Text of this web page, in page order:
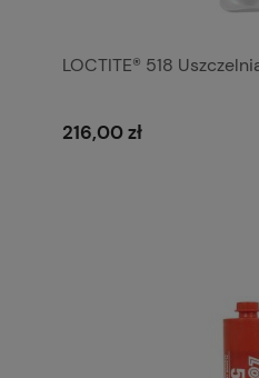
LOCTITE® 518
216,00 zł